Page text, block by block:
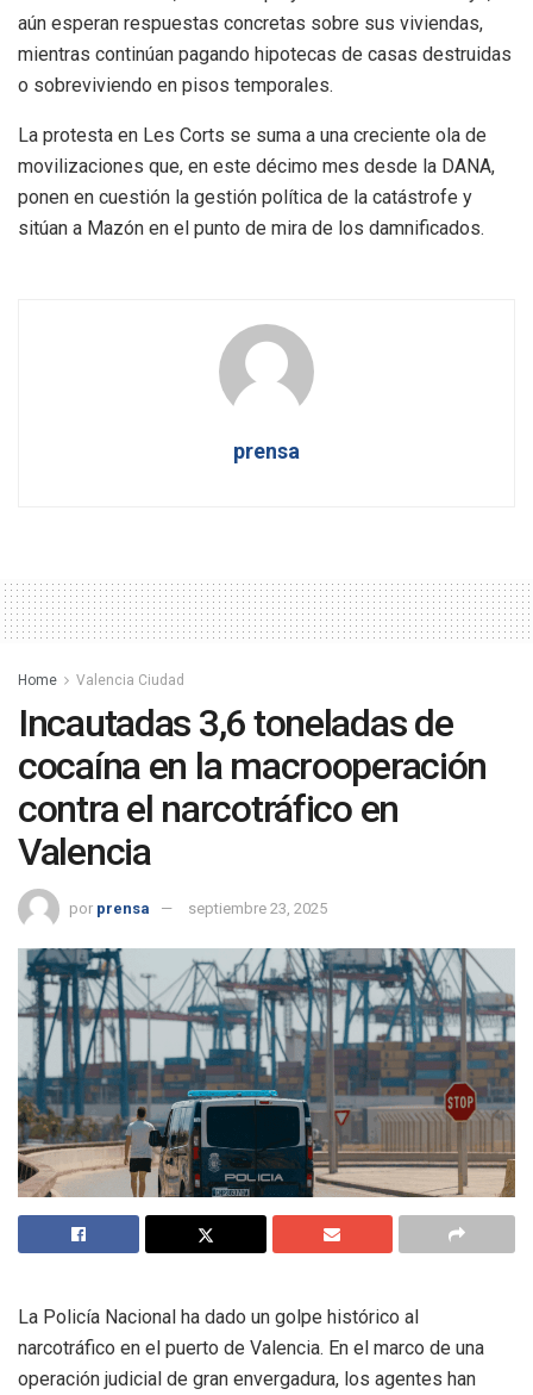
aún esperan respuestas concretas sobre sus viviendas,
mientras continúan pagando hipotecas de casas destruidas
o sobreviviendo en pisos temporales.
La protesta en Les Corts se suma a una creciente ola de
movilizaciones que, en este décimo mes desde la DANA,
ponen en cuestión la gestión política de la catástrofe y
sitúan a Mazón en el punto de mira de los damnificados.
prensa
Home Valencia Ciudad
Incautadas 3,6 toneladas de
cocaína en la macrooperación
contra el narcotráfico en
Valencia
por prensa septiembre 23, 2025
La Policía Nacional ha dado un golpe histórico al
narcotráfico en el puerto de Valencia. En el marco de una
operación judicial de gran envergadura, los agentes han